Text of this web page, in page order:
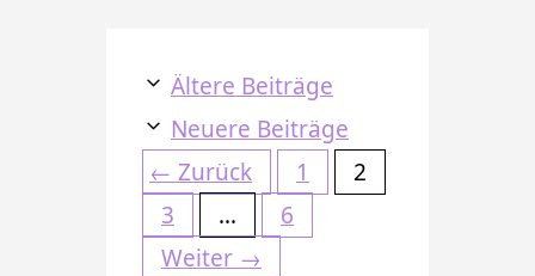
Ältere Beiträge
Neuere Beiträge
← Zurück Seite
1 Seite
2
Seite
3 … Seite
6
Weiter →